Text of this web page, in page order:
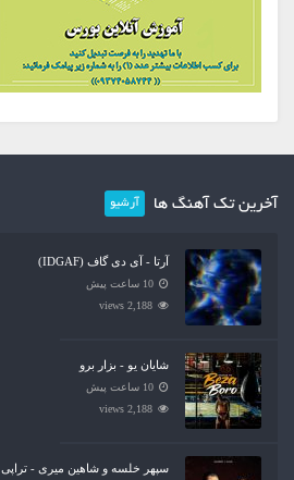
آخرین تک آهنگ ها آرشیو
آرتا - آی دی گاف (IDGAF)
10 ساعت پیش
2,188 views
شایان یو - بزار برو
10 ساعت پیش
2,188 views
سپهر خلسه و شاهین میری - تراپی